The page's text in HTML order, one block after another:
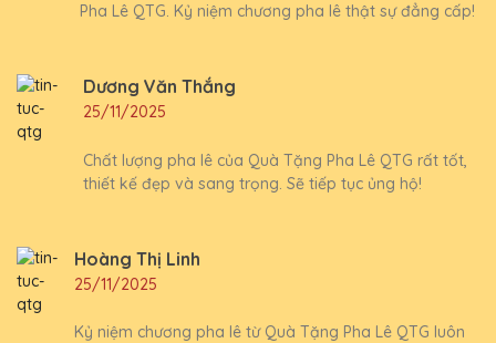
Pha Lê QTG. Kỷ niệm chương pha lê thật sự đẳng cấp!
Dương Văn Thắng
25/11/2025
Chất lượng pha lê của Quà Tặng Pha Lê QTG rất tốt,
thiết kế đẹp và sang trọng. Sẽ tiếp tục ủng hộ!
Hoàng Thị Linh
25/11/2025
Kỷ niệm chương pha lê từ Quà Tặng Pha Lê QTG luôn